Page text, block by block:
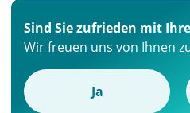
Sind Sie zufrieden mit
Wir freuen uns von Ihnen
Ja